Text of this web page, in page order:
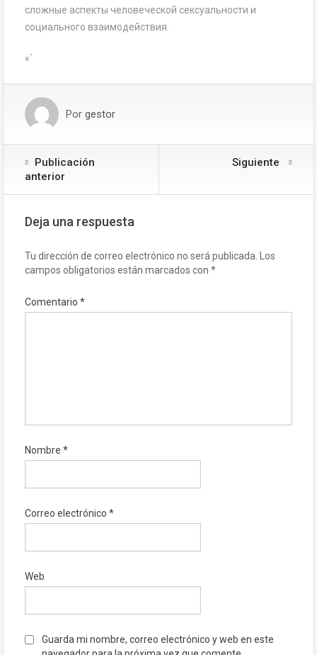
сложные аспекты человеческой сексуальности и
социального взаимодействия.
«`
Por gestor
Publicación
anterior
Siguiente
Deja una respuesta
Tu dirección de correo electrónico no será publicada. Los
campos obligatorios están marcados con *
Comentario *
Nombre *
Correo electrónico *
Web
Guarda mi nombre, correo electrónico y web en este